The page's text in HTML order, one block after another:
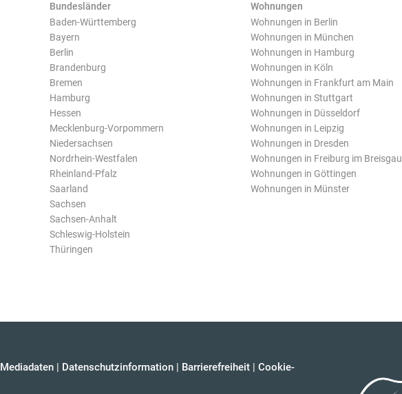
Bundesländer
Baden-Württemberg
Bayern
Berlin
Brandenburg
Bremen
Hamburg
Hessen
Mecklenburg-Vorpommern
Niedersachsen
Nordrhein-Westfalen
Rheinland-Pfalz
Saarland
Sachsen
Sachsen-Anhalt
Schleswig-Holstein
Thüringen
Wohnungen
Wohnungen in Berlin
Wohnungen in München
Wohnungen in Hamburg
Wohnungen in Köln
Wohnungen in Frankfurt am Main
Wohnungen in Stuttgart
Wohnungen in Düsseldorf
Wohnungen in Leipzig
Wohnungen in Dresden
Wohnungen in Freiburg im Breisgau
Wohnungen in Göttingen
Wohnungen in Münster
Mediadaten | Datenschutzinformation | Barrierefreiheit | Cookie-